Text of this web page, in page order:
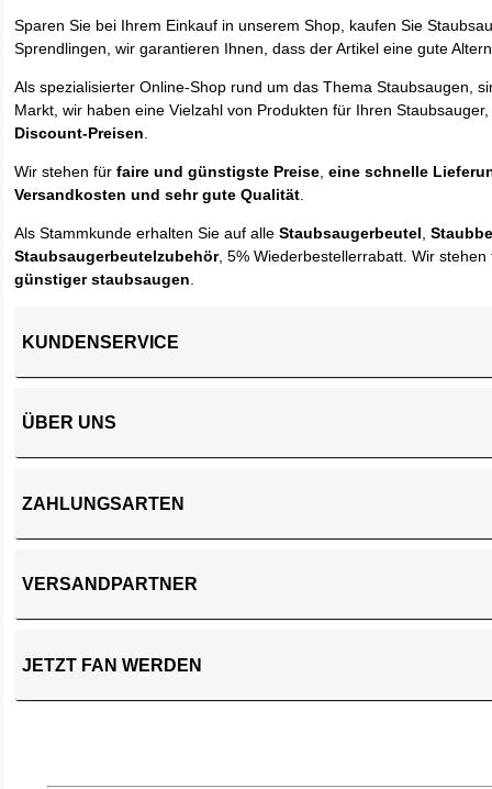
Sparen Sie bei Ihrem Einkauf in unserem Shop, kaufen Sie
Sprendlingen, wir garantieren Ihnen, dass der Artikel eine gute
Als spezialisierter Online-Shop rund um das Thema Staubsaugen,
Markt, wir haben eine Vielzahl von Produkten für Ihren
Discount-Preisen.
Wir stehen fürfaire und günstigste Preise,eine schnelle
Versandkosten und sehr gute Qualität.
Als Stammkunde erhalten Sie auf alleStaubsaugerbeutel,
Staubsaugerbeutelzubehör, 5% Wiederbestellerrabatt. Wir
günstiger staubsaugen.
KUNDENSERVICE
ÜBER UNS
ZAHLUNGSARTEN
VERSANDPARTNER
JETZT FAN WERDEN